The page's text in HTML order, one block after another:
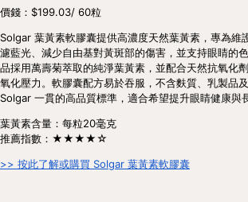
價錢：$199.03/ 60粒
Solgar 葉黃素軟膠囊提供高濃度天然葉黃素，專為維
濾藍光、減少自由基對黃斑部的傷害，並支持眼睛的
品採用萬壽菊萃取的純淨葉黃素，並配合天然抗氧化
氧化壓力。軟膠囊配方易於吞服，不含麩質、乳製品
Solgar 一貫的高品質標準，適合希望提升眼睛健康與
葉黃素含量：每粒20毫克
推薦指數：★★★★☆
>> 按此了解或購買 Solgar 葉黃素軟膠囊